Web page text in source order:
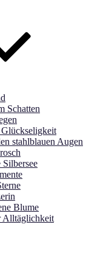
Schatten
stahlblauen Augen
Silbersee
Blume
Alltäglichkeit